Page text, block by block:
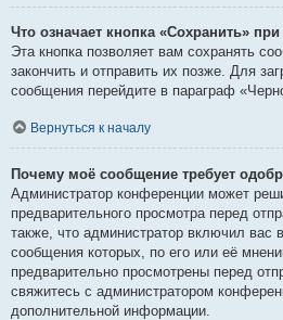
Что означает кнопка «Сохранить»
Эта кнопка позволяет вам сохранять
закончить и отправить их позже. Для
сообщения перейдите в параграф
Вернуться к началу
Почему моё сообщение требует
Администратор конференции может
предварительного просмотра перед
также, что администратор включил вас
сообщения которых, по его или её
предварительно просмотрены перед
свяжитесь с администратором
дополнительной информации.